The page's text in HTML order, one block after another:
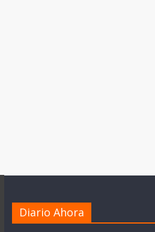
Diario Ahora